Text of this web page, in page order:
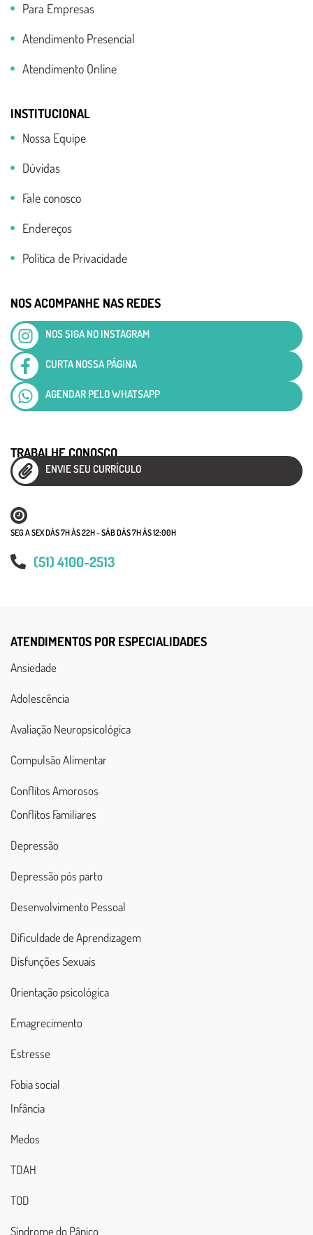
Para Empresas
Atendimento Presencial
Atendimento Online
INSTITUCIONAL
Nossa Equipe
Dúvidas
Fale conosco
Endereços
Política de Privacidade
NOS ACOMPANHE NAS REDES
NOS SIGA NO INSTAGRAM
CURTA NOSSA PÁGINA
AGENDAR PELO WHATSAPP
SEG A SEX DÀS 7H ÀS 22H - SÁB DÀS 7H ÀS 12:00H
(51) 4100-2513
TRABALHE CONOSCO
ENVIE SEU CURRÍCULO
ATENDIMENTOS POR ESPECIALIDADES
Ansiedade
Adolescência
Avaliação Neuropsicológica
Compulsão Alimentar
Conflitos Amorosos
Conflitos Familiares
Depressão
Depressão pós parto
Desenvolvimento Pessoal
Dificuldade de Aprendizagem
Disfunções Sexuais
Orientação psicológica
Emagrecimento
Estresse
Fobia social
Infância
Medos
TDAH
TOD
Síndrome do Pânico